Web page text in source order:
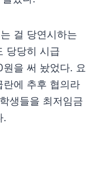
걸 당연시하는
당당히 시급
을 써 놨었다. 요
란에 추후 협의라
생들을 최저임금
.